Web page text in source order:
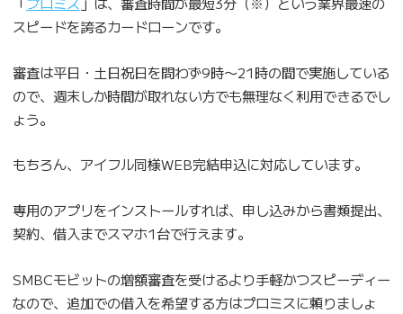
スピードを誇るカードローンです。
審査は平日・土日祝日を問わず9時〜21時の間で実施している
ので、週末しか時間が取れない方でも無理なく利用できるでし
ょう。
もちろん、アイフル同様WEB完結申込に対応しています。
専用のアプリをインストールすれば、申し込みから書類提出、
契約、借入までスマホ1台で行えます。
SMBCモビットの増額審査を受けるより手軽かつスピーディー
なので、追加での借入を希望する方はプロミスに頼りましょ